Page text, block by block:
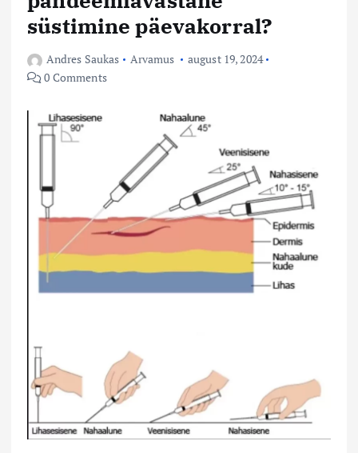
süstimine päevakorral?
Andres Saukas Arvamus
august 19, 2024
0 Comments